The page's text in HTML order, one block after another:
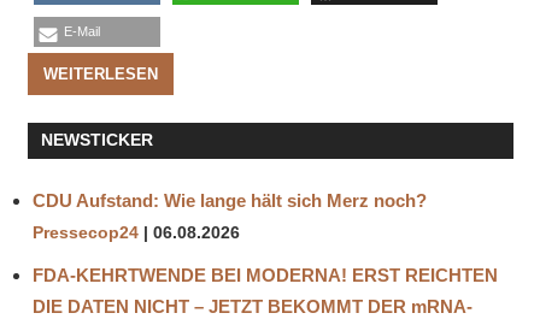
E-Mail
WEITERLESEN
NEWSTICKER
CDU Aufstand: Wie lange hält sich Merz noch?
Pressecop24 06.08.2026
FDA-KEHRTWENDE BEI MODERNA! ERST REICHTEN
DIE DATEN NICHT – JETZT BEKOMMT DER mRNA-